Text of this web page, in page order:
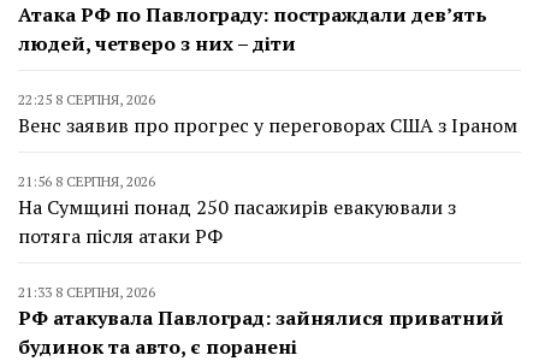
Атака РФ по Павлограду: постраждали дев’ять
людей, четверо з них – діти
22:25 8 СЕРПНЯ, 2026
Венс заявив про прогрес у переговорах США з Іраном
21:56 8 СЕРПНЯ, 2026
На Сумщині понад 250 пасажирів евакуювали з
потяга після атаки РФ
21:33 8 СЕРПНЯ, 2026
РФ атакувала Павлоград: зайнялися приватний
будинок та авто, є поранені